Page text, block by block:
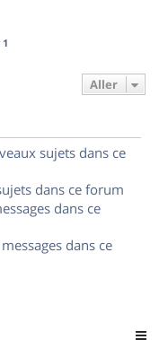
1
Aller
sujets dans ce
dans ce forum
dans ce
dans ce